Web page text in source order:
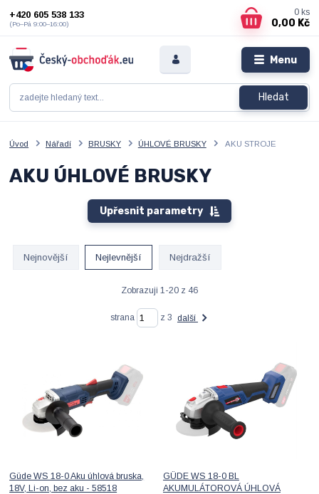
Menu
Hledat
+420 605 538 133
(Po–Pá 9:00–16:00)
0 ks
0,00 Kč
Úvod Nářadí BRUSKY ÚHLOVÉ BRUSKY AKU STROJE
AKU ÚHLOVÉ BRUSKY
Upřesnit parametry
Nejnovější Nejlevnější Nejdražší
Zobrazuji 1-20 z 46
strana z 3 další
Güde WS 18-0 Aku úhlová bruska,
18V, Li-on, bez aku - 58518
GÜDE WS 18-0 BL
AKUMULÁTOROVÁ ÚHLOVÁ